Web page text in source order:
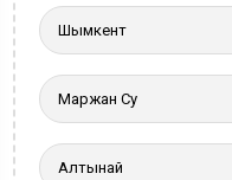
Шымкент
Маржан Су
Алтынай